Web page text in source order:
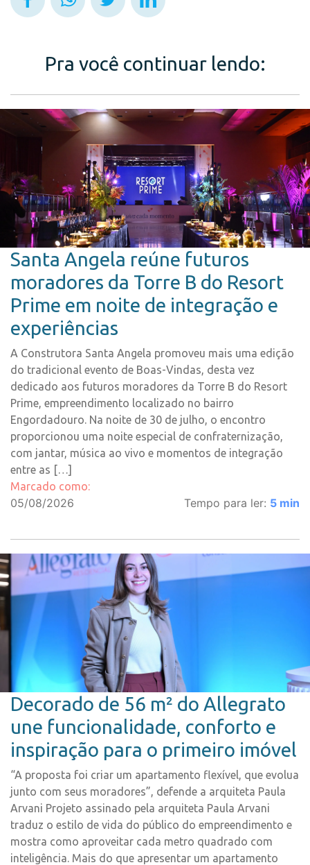
Pra você continuar lendo:
Santa Angela reúne futuros
moradores da Torre B do Resort
Prime em noite de integração e
experiências
A Construtora Santa Angela promoveu mais uma edição
do tradicional evento de Boas-Vindas, desta vez
dedicado aos futuros moradores da Torre B do Resort
Prime, empreendimento localizado no bairro
Engordadouro. Na noite de 30 de julho, o encontro
proporcionou uma noite especial de confraternização,
com jantar, música ao vivo e momentos de integração
entre as […]
Marcado como:
05/08/2026 Tempo para ler: 5 min
Decorado de 56 m² do Allegrato
une funcionalidade, conforto e
inspiração para o primeiro imóvel
“A proposta foi criar um apartamento flexível, que evolua
junto com seus moradores”, defende a arquiteta Paula
Arvani Projeto assinado pela arquiteta Paula Arvani
traduz o estilo de vida do público do empreendimento e
mostra como aproveitar cada metro quadrado com
inteligência. Mais do que apresentar um apartamento